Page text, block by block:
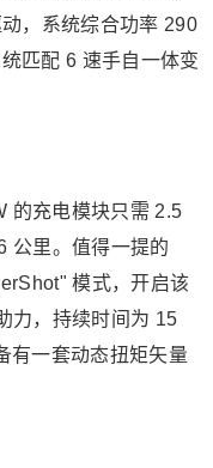
，系统综合功率 290
匹配 6 速手自一体变
的充电模块只需 2.5
公里。值得一提的
模式，开启该
力，持续时间为 15
有一套动态扭矩矢量